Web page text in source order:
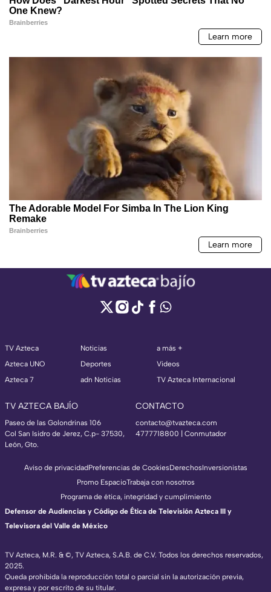
TV Azteca
Azteca UNO
Azteca 7
Noticias
Deportes
adn Noticias
a más +
Videos
TV Azteca Internacional
TV AZTECA BAJÍO
Paseo de las Golondrinas 106
Col San Isidro de Jerez, C.p- 37530,
León, Gto.
CONTACTO
contacto@tvazteca.com
4777718800 | Conmutador
TV Azteca, M.R. & ©, TV Azteca, S.A.B. de C.V. Todos los derechos reservados,
2025.
Queda prohibida la reproducción total o parcial sin la autorización previa,
expresa y por escrito de su titular.
Aviso de privacidadPreferencias de CookiesDerechosInversionistas
Promo EspacioTrabaja con nosotros
Programa de ética, integridad y cumplimiento
Defensor de Audiencias y Código de Ética de Televisión Azteca III y
Televisora del Valle de México